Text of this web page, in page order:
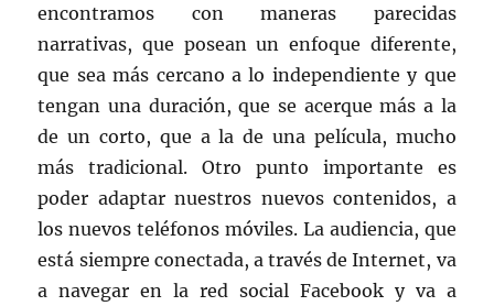
encontramos con maneras parecidas
narrativas, que posean un enfoque diferente,
que sea más cercano a lo independiente y que
tengan una duración, que se acerque más a la
de un corto, que a la de una película, mucho
más tradicional. Otro punto importante es
poder adaptar nuestros nuevos contenidos, a
los nuevos teléfonos móviles. La audiencia, que
está siempre conectada, a través de Internet, va
a navegar en la red social Facebook y va a